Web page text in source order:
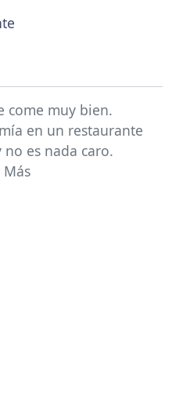
come muy bien.
en un restaurante
es nada caro.